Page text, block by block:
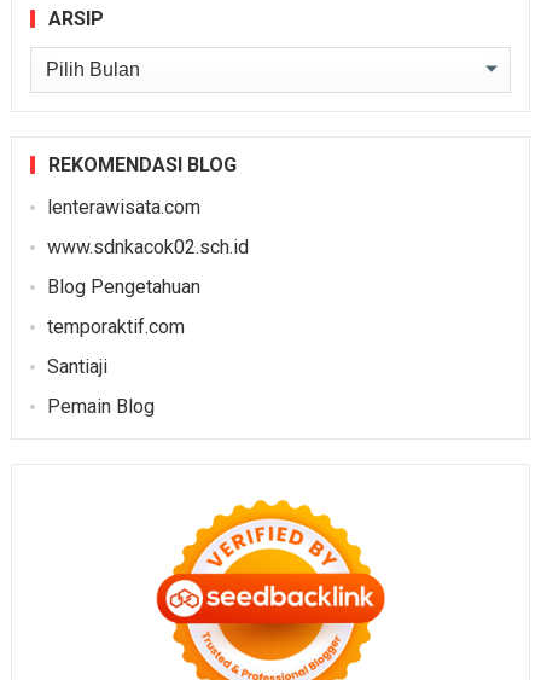
ARSIP
Arsip
REKOMENDASI BLOG
lenterawisata.com
www.sdnkacok02.sch.id
Blog Pengetahuan
temporaktif.com
Santiaji
Pemain Blog